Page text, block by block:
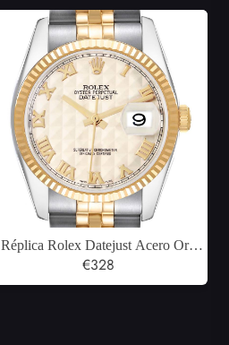
Réplica Rolex Datejust Acero Oro
Amarillo Marfil Pirámide Dial Reloj
€328